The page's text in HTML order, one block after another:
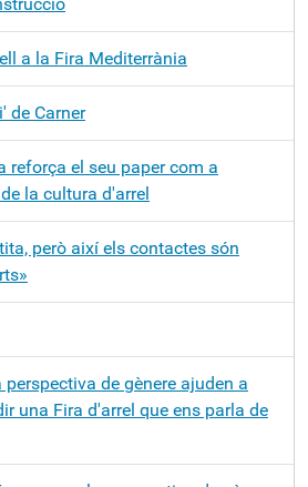
a la Fira Mediterrània
de Carner
reforça el seu paper com a
la cultura d'arrel
però així els contactes són
perspectiva de gènere ajuden a
una Fira d'arrel que ens parla de